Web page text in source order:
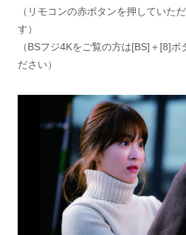
（リモコンの赤ボタンを押していた
す）
（BSフジ4Kをご覧の方は[BS]＋[8]ボ
ださい）